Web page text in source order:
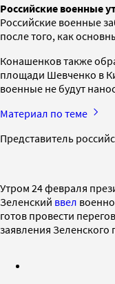
Российские военные
Российские военные
после того, как
Конашенков также
площади Шевченко в
военные не будут
Материал по теме
Представитель
Утром 24 февраля
Зеленский ввел
готов провести
заявления Зеленского